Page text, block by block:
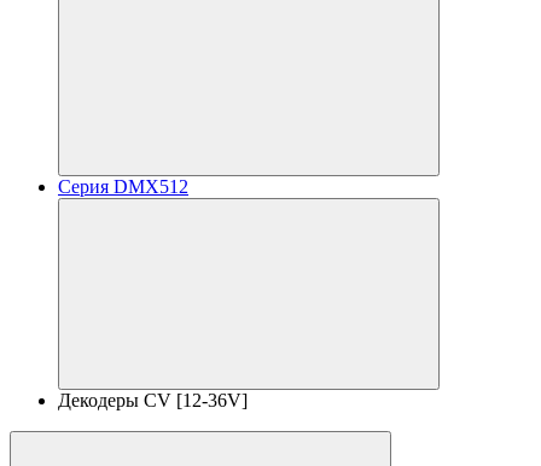
Серия DMX512
Декодеры CV [12-36V]